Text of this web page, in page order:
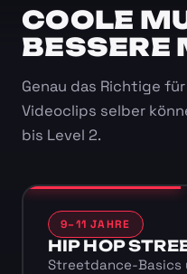
COOLE
BESSERE
Genau das Richtige
Videoclips selber
bis Level 2.
9–11 JAHRE
HIP HOP
Streetdance-Basics